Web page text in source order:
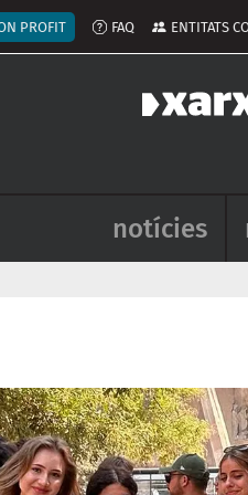
del compte
PROFIT FAQ ENTITATS
notícies